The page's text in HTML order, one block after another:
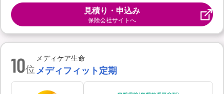
見積り・申込み
保険会社サイトへ
10位
メディケア生命
メディフィット定期